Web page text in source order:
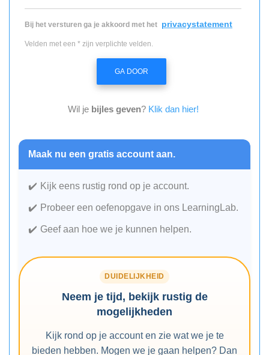
Bij het versturen ga je akkoord met het privacystatement
Velden met een * zijn verplichte velden.
GA DOOR
Wil je bijles geven? Klik dan hier!
Maak nu een gratis account aan.
Kijk eens rustig rond op je account.
Probeer een oefenopgave in ons LearningLab.
Geef aan hoe we je kunnen helpen.
DUIDELIJKHEID
Neem je tijd, bekijk rustig de
mogelijkheden
Kijk rond op je account en zie wat we je te
bieden hebben. Mogen we je gaan helpen? Dan